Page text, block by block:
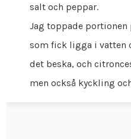
salt och peppar.
Jag toppade
som fick ligga i vatten
det beska, och
men också kyckling